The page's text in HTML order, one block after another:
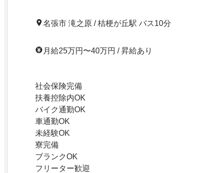
名張市 滝之原 / 桔梗が丘駅 バス10分
月給25万円〜40万円 / 昇給あり
社会保険完備
扶養控除内OK
バイク通勤OK
車通勤OK
未経験OK
寮完備
ブランクOK
フリーター歓迎